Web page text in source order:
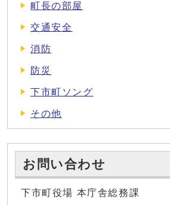
町長の部屋
交通安全
消防
防災
下市町ソング
その他
お問い合わせ
下市町役場 本庁舎総務課